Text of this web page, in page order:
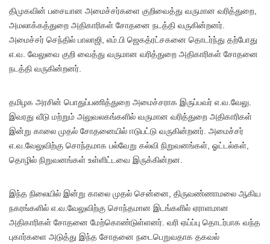
திமுகவின் பசையான அமைச்சர்களை குறிவைத்து வருமான வரித்துறை,
அமலாக்கத்துறை அதிகாரிகள் சோதனை நடத்தி வருகின்றனர்.
அமைச்சர் செந்தில் பாலாஜி, எம்.பி ஜெகத்ரட்சகனை தொடர்ந்து தற்போது
எ.வ. வேலுவை குறி வைத்து வருமான வரித்துறை அதிகாரிகள் சோதனை
நடத்தி வருகின்றனர்.
தமிழக அரசின் பொதுப்பணித்துறை அமைச்சராக இருப்பவர் எ.வ.வேலு.
இவரது வீடு மற்றும் அலுவலகங்களில் வருமான வரித்துறை அதிகாரிகள்
இன்று காலை முதல் சோதனையில் ஈடுபட்டு வருகின்றனர். அமைச்சர்
எ.வ.வேலுவிற்கு சொந்தமாக பல்வேறு கல்வி நிறுவனங்கள், ஓட்டல்கள்,
தொழில் நிறுவனங்கள் உள்ளிட்டவை இருக்கின்றன.
இந்த நிலையில் இன்று காலை முதல் சென்னை, திருவண்ணாமலை ஆகிய
நகரங்களில் எ.வ.வேலுவிற்கு சொந்தமான இடங்களில் ஏராளமான
அதிகாரிகள் சோதனை மேற்கொண்டுள்ளனர். வரி ஏய்ப்பு தொடர்பாக வந்த
புகார்களை அடுத்து இந்த சோதனை நடைபெறுவதாக தகவல்